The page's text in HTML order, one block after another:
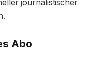
journalistischer
Abo